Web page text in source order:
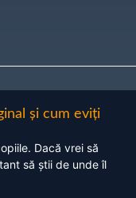
și cum eviți
Dacă vrei să
să știi de unde îl